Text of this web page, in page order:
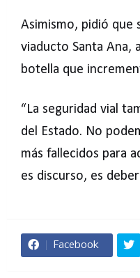
Asimismo, pidió que
viaducto Santa Ana,
botella que
“La seguridad vial
del Estado. No
más fallecidos para
es discurso, es
Facebook